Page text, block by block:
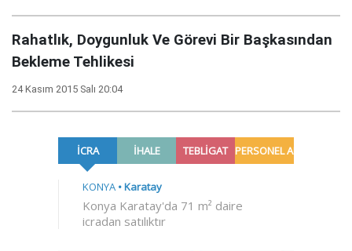
Rahatlık, Doygunluk Ve Görevi Bir Başkasından
Bekleme Tehlikesi
24 Kasım 2015 Salı 20:04